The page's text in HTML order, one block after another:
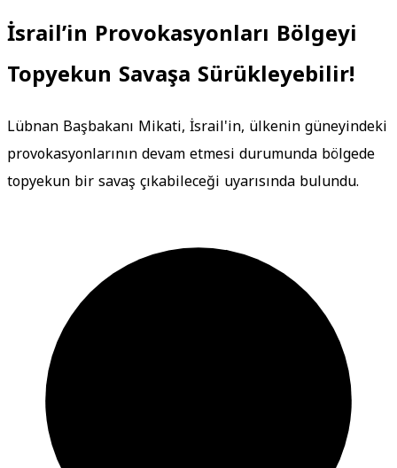
İsrail’in Provokasyonları Bölgeyi
Topyekun Savaşa Sürükleyebilir!
Lübnan Başbakanı Mikati, İsrail'in, ülkenin güneyindeki
provokasyonlarının devam etmesi durumunda bölgede
topyekun bir savaş çıkabileceği uyarısında bulundu.